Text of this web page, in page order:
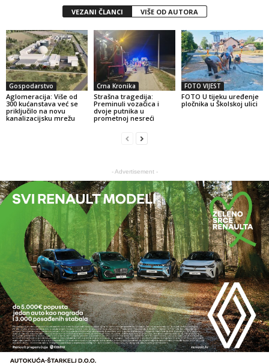
VEZANI ČLANCI VIŠE OD AUTORA
Gospodarstvo
Aglomeracija: Više od
300 kućanstava već se
priključilo na novu
kanalizacijsku mrežu
Crna Kronika
Strašna tragedija:
Preminuli vozačica i
dvoje putnika u
prometnoj nesreći
FOTO VIJEST
FOTO U tijeku uređenje
pločnika u Školskoj ulici
- Advertisement -